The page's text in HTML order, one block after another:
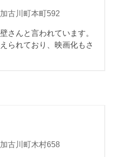
古川町本町592
さんと言われています。
られており、映画化もさ
古川町木村658